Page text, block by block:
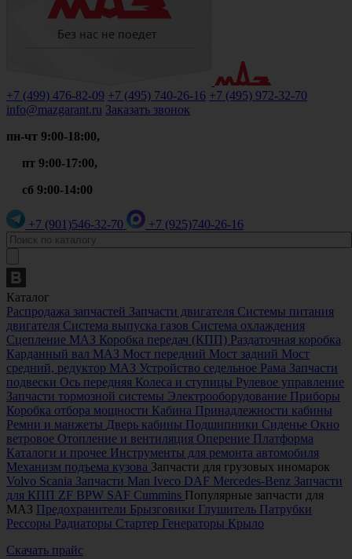
+7 (499) 476-82-09 +7 (495) 740-26-16 +7 (495) 972-32-70
info@mazgarant.ru Заказать звонок
пн-чт 9:00-18:00,
пт 9:00-17:00,
сб 9:00-14:00
+7 (901)546-32-70 +7 (925)740-26-16
Каталог
Распродажа запчастей Запчасти двигателя Системы питания
двигателя Система выпуска газов Система охлаждения
Сцепление МАЗ Коробка передач (КПП) Раздаточная коробка
Карданный вал МАЗ Мост передний Мост задний Мост
средний, редуктор МАЗ Устройство седельное Рама Запчасти
подвески Ось передняя Колеса и ступицы Рулевое управление
Запчасти тормозной системы Электрооборудование Приборы
Коробка отбора мощности Кабина Принадлежности кабины
Ремни и манжеты Дверь кабины Подшипники Сиденье Окно
ветровое Отопление и вентиляция Оперение Платформа
Каталоги и прочее Инструменты для ремонта автомобиля
Механизм подъема кузова Запчасти для грузовых иномарок
Volvo Scania Запчасти Man Iveco DAF Mercedes-Benz Запчасти
для КПП ZF BPW SAF Cummins Популярные запчасти для
МАЗ Предохранители Брызговики Глушитель Патрубки
Рессоры Радиаторы Стартер Генераторы Крыло
Скачать прайс